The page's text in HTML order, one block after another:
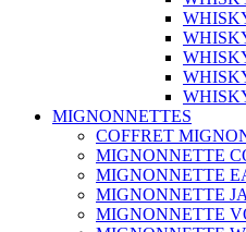
MIGNONNETTES
COFFRET
MIGNONNETTE
MIGNONNETTE
MIGNONNETTE
MIGNONNETTE